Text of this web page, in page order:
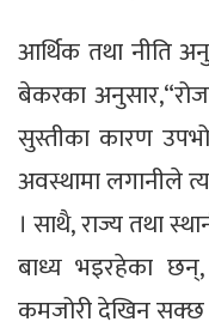
आर्थिक तथा नीति
बेकरका
सुस्तीका कारण
अवस्थामा लगानीले
। साथै, राज्य तथा
बाध्य भइरहेका छन्,
कमजोरी देखिन सक्छ